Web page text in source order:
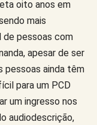
oito anos em
mais
de pessoas com
apesar de ser
pessoas ainda têm
para um PCD
um ingresso nos
audiodescrição,